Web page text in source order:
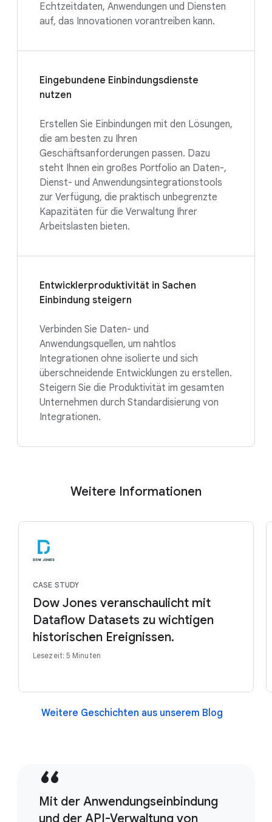
Echtzeitdaten, Anwendungen und Diensten
auf, das Innovationen vorantreiben kann.
Eingebundene Einbindungsdienste
nutzen
Erstellen Sie Einbindungen mit den Lösungen,
die am besten zu Ihren
Geschäftsanforderungen passen. Dazu
steht Ihnen ein großes Portfolio an Daten-,
Dienst- und Anwendungsintegrationstools
zur Verfügung, die praktisch unbegrenzte
Kapazitäten für die Verwaltung Ihrer
Arbeitslasten bieten.
Entwicklerproduktivität in Sachen
Einbindung steigern
Verbinden Sie Daten- und
Anwendungsquellen, um nahtlos
Integrationen ohne isolierte und sich
überschneidende Entwicklungen zu erstellen.
Steigern Sie die Produktivität im gesamten
Unternehmen durch Standardisierung von
Integrationen.
Weitere Informationen
CASE STUDY
Dow Jones veranschaulicht mit
Dataflow Datasets zu wichtigen
historischen Ereignissen.
Lesezeit: 5 Minuten
Weitere Geschichten aus unserem Blog
Mit der Anwendungseinbindung
und der API-Verwaltung von